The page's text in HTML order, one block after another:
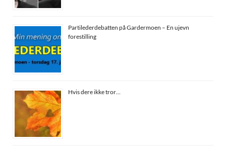
Partilederdebatten på Gardermoen – En ujevn
forestilling
Hvis dere ikke tror…